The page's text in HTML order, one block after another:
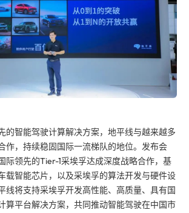
的智能驾驶计算解决方案，地平线与越来越多
作，持续稳固国际一流梯队的地位。发布会
际领先的Tier-1采埃孚达成深度战略合作，基
载智能芯片，以及采埃孚的算法开发与硬件设
线将支持采埃孚开发高性能、高质量、具有国
算平台解决方案，共同推动智能驾驶在中国市